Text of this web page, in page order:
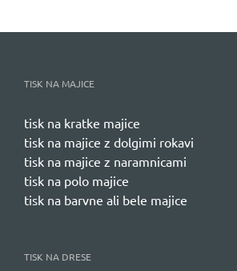
TISK NA MAJICE
tisk na kratke majice
tisk na majice z dolgimi rokavi
tisk na majice z naramnicami
tisk na polo majice
tisk na barvne ali bele majice
TISK NA DRESE